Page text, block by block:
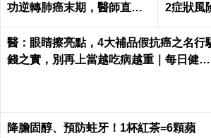
功逆轉肺癌末期，醫師直
alth
2症狀風
醫：眼睛擦亮點，4大補品假抗癌之名行
錢之實，別再上當越吃病越重｜每日健康
降膽固醇、預防蛀牙！1杯紅茶=6顆蘋